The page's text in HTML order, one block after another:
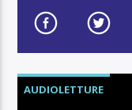
AUDIOLETTURE